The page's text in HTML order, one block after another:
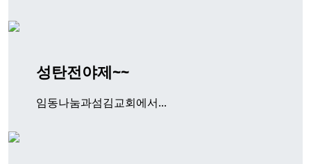
성탄전야제~~
임동나눔과섬김교회에서...